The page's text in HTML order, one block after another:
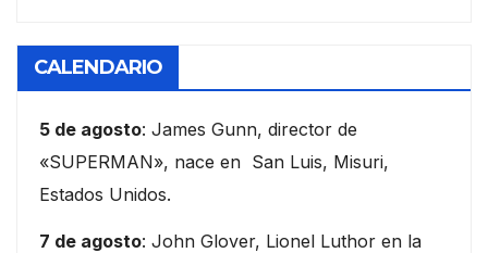
CALENDARIO
5 de agosto: James Gunn, director de
«SUPERMAN», nace en San Luis, Misuri,
Estados Unidos.
7 de agosto: John Glover, Lionel Luthor en la